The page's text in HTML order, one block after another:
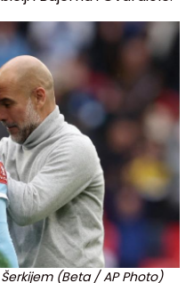
(Beta / AP Photo)